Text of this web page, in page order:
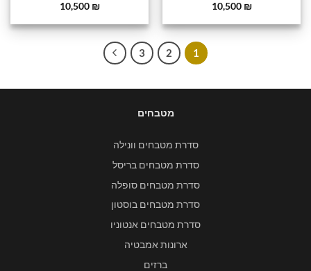
10,500 ₪
10,500 ₪
1
2
3
מטבחים
סדרת מטבחים וונילה
סדרת מטבחים בריסל
סדרת מטבחים סופלה
סדרת מטבחים בוסטון
סדרת מטבחים אנטוניו
ארונות אמבטיה
ברזים